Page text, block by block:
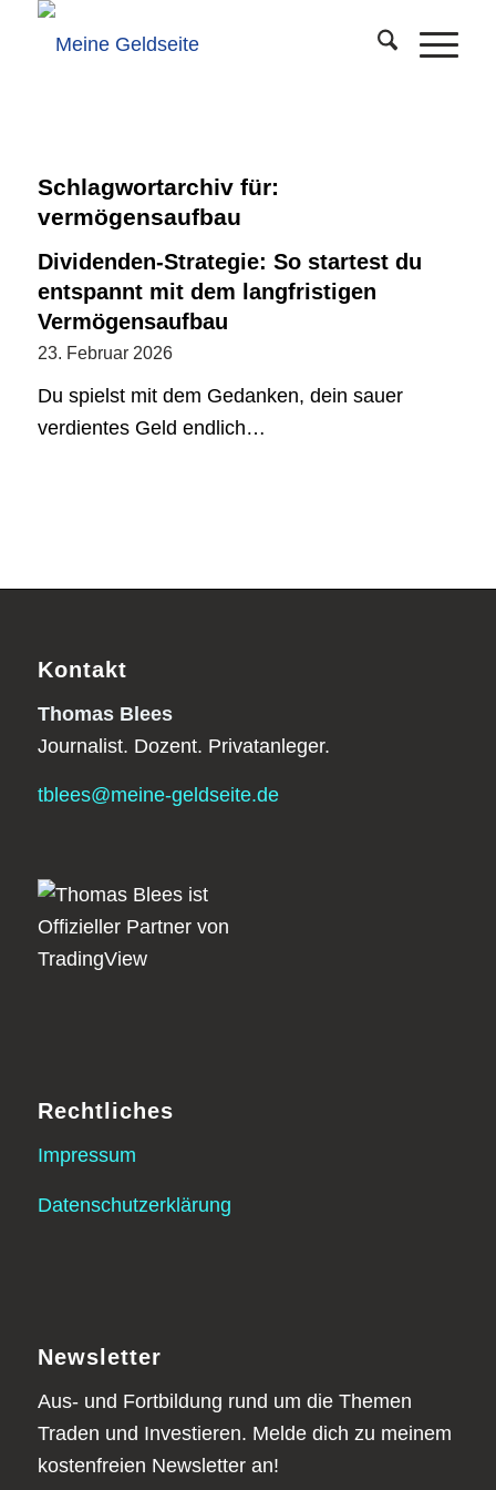
Schlagwortarchiv für:
vermögensaufbau
Dividenden-Strategie: So startest du
entspannt mit dem langfristigen
Vermögensaufbau
23. Februar 2026
Du spielst mit dem Gedanken, dein sauer
verdientes Geld endlich…
Kontakt
Thomas Blees
Journalist. Dozent. Privatanleger.
tblees@meine-geldseite.de
Rechtliches
Impressum
Datenschutzerklärung
Newsletter
Aus- und Fortbildung rund um die Themen
Traden und Investieren. Melde dich zu meinem
kostenfreien Newsletter an!